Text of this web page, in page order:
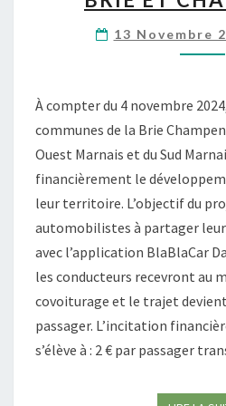
L
I
Q
S
D
E
L
M
A
R
N
E
U
R
A
G
R
A
I
T
S
U
B
L
A
L
13 Novembre
À compter du 4 novembre
communes de la Brie
Ouest Marnais et du Sud
financièrement le
leur territoire. L’objectif du
automobilistes à partager
avec l’application BlaBlaCar
les conducteurs recevront au
covoiturage et le trajet
passager. L’incitation
s’élève à : 2 € par passager